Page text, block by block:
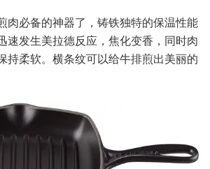
肉必备的神器了，铸铁独特的保温性能
速发生美拉德反应，焦化变香，同时肉
持柔软。横条纹可以给牛排煎出美丽的